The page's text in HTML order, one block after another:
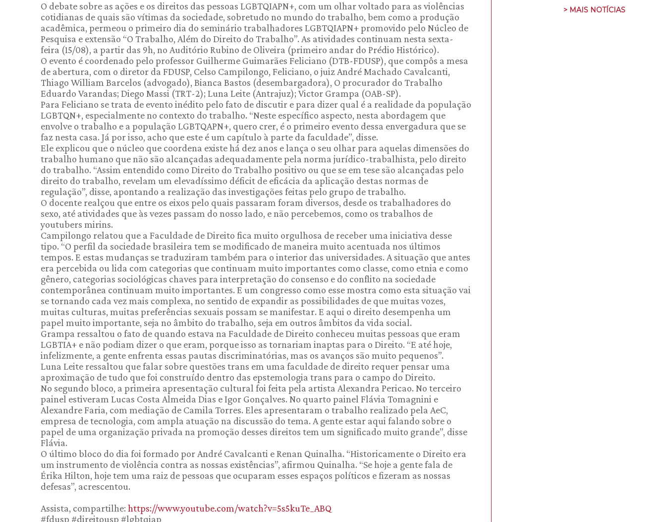
O debate sobre as ações e os direitos das pessoas LGBTQIAPN+, com um olhar voltado para as violências
cotidianas de quais são vítimas da sociedade, sobretudo no mundo do trabalho, bem como a produção
acadêmica, permeou o primeiro dia do seminário trabalhadores LGBTQIAPN+ promovido pelo Núcleo de
Pesquisa e extensão “O Trabalho, Além do Direito do Trabalho”. As atividades continuam nesta sexta-
feira (15/08), a partir das 9h, no Auditório Rubino de Oliveira (primeiro andar do Prédio Histórico).
O evento é coordenado pelo professor Guilherme Guimarães Feliciano (DTB-FDUSP), que compôs a mesa
de abertura, com o diretor da FDUSP, Celso Campilongo, Feliciano, o juiz André Machado Cavalcanti,
Thiago William Barcelos (advogado), Bianca Bastos (desembargadora), O procurador do Trabalho
Eduardo Varandas; Diego Massi (TRT-2); Luna Leite (Antrajuz); Victor Grampa (OAB-SP).
Para Feliciano se trata de evento inédito pelo fato de discutir e para dizer qual é a realidade da população
LGBTQN+, especialmente no contexto do trabalho. “Neste específico aspecto, nesta abordagem que
envolve o trabalho e a população LGBTQAPN+, quero crer, é o primeiro evento dessa envergadura que se
faz nesta casa. Já por isso, acho que este é um capítulo à parte da faculdade”, disse.
Ele explicou que o núcleo que coordena existe há dez anos e lança o seu olhar para aquelas dimensões do
trabalho humano que não são alcançadas adequadamente pela norma jurídico-trabalhista, pelo direito
do trabalho. “Assim entendido como Direito do Trabalho positivo ou que se em tese são alcançadas pelo
direito do trabalho, revelam um elevadíssimo déficit de eficácia da aplicação destas normas de
regulação”, disse, apontando a realização das investigações feitas pelo grupo de trabalho.
O docente realçou que entre os eixos pelo quais passaram foram diversos, desde os trabalhadores do
sexo, até atividades que às vezes passam do nosso lado, e não percebemos, como os trabalhos de
youtubers mirins.
Campilongo relatou que a Faculdade de Direito fica muito orgulhosa de receber uma iniciativa desse
tipo. “O perfil da sociedade brasileira tem se modificado de maneira muito acentuada nos últimos
tempos. E estas mudanças se traduziram também para o interior das universidades. A situação que antes
era percebida ou lida com categorias que continuam muito importantes como classe, como etnia e como
gênero, categorias sociológicas chaves para interpretação do consenso e do conflito na sociedade
contemporânea continuam muito importantes. E um congresso como esse mostra como esta situação vai
se tornando cada vez mais complexa, no sentido de expandir as possibilidades de que muitas vozes,
muitas culturas, muitas preferências sexuais possam se manifestar. E aqui o direito desempenha um
papel muito importante, seja no âmbito do trabalho, seja em outros âmbitos da vida social.
Grampa ressaltou o fato de quando estava na Faculdade de Direito conheceu muitas pessoas que eram
LGBTIA+ e não podiam dizer o que eram, porque isso as tornariam inaptas para o Direito. “E até hoje,
infelizmente, a gente enfrenta essas pautas discriminatórias, mas os avanços são muito pequenos”.
Luna Leite ressaltou que falar sobre questões trans em uma faculdade de direito requer pensar uma
aproximação de tudo que foi construído dentro das epstemologia trans para o campo do Direito.
No segundo bloco, a primeira apresentação cultural foi feita pela artista Alexandra Pericao. No terceiro
painel estiveram Lucas Costa Almeida Dias e Igor Gonçalves. No quarto painel Flávia Tomagnini e
Alexandre Faria, com mediação de Camila Torres. Eles apresentaram o trabalho realizado pela AeC,
empresa de tecnologia, com ampla atuação na discussão do tema. A gente estar aqui falando sobre o
papel de uma organização privada na promoção desses direitos tem um significado muito grande”, disse
Flávia.
O último bloco do dia foi formado por André Cavalcanti e Renan Quinalha. “Historicamente o Direito era
um instrumento de violência contra as nossas existências”, afirmou Quinalha. “Se hoje a gente fala de
Érika Hilton, hoje tem uma raiz de pessoas que ocuparam esses espaços políticos e fizeram as nossas
defesas”, acrescentou.
Assista, compartilhe: https://www.youtube.com/watch?v=5s5kuTe_ABQ
#fdusp #direitousp #lgbtqiap
> MAIS NOTÍCIAS